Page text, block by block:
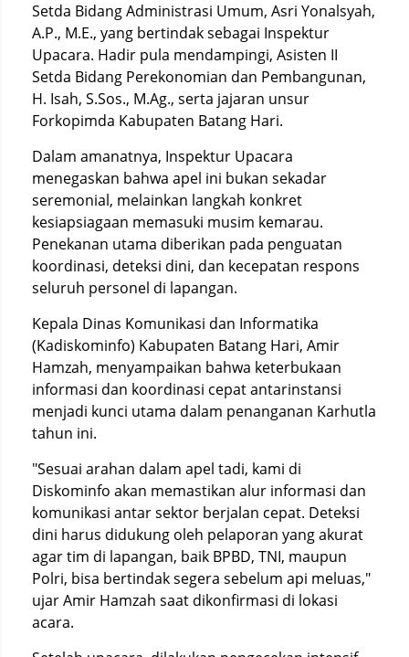
Setda Bidang Administrasi Umum, Asri Yonalsyah,
A.P., M.E., yang bertindak sebagai Inspektur
Upacara. Hadir pula mendampingi, Asisten II
Setda Bidang Perekonomian dan Pembangunan,
H. Isah, S.Sos., M.Ag., serta jajaran unsur
Forkopimda Kabupaten Batang Hari.
Dalam amanatnya, Inspektur Upacara
menegaskan bahwa apel ini bukan sekadar
seremonial, melainkan langkah konkret
kesiapsiagaan memasuki musim kemarau.
Penekanan utama diberikan pada penguatan
koordinasi, deteksi dini, dan kecepatan respons
seluruh personel di lapangan.
Kepala Dinas Komunikasi dan Informatika
(Kadiskominfo) Kabupaten Batang Hari, Amir
Hamzah, menyampaikan bahwa keterbukaan
informasi dan koordinasi cepat antarinstansi
menjadi kunci utama dalam penanganan Karhutla
tahun ini.
"Sesuai arahan dalam apel tadi, kami di
Diskominfo akan memastikan alur informasi dan
komunikasi antar sektor berjalan cepat. Deteksi
dini harus didukung oleh pelaporan yang akurat
agar tim di lapangan, baik BPBD, TNI, maupun
Polri, bisa bertindak segera sebelum api meluas,"
ujar Amir Hamzah saat dikonfirmasi di lokasi
acara.